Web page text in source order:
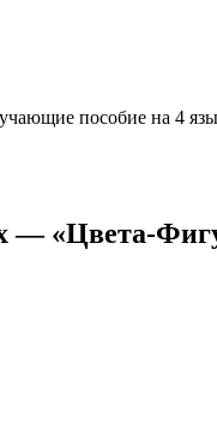
пособие на 4
— «Цвета-